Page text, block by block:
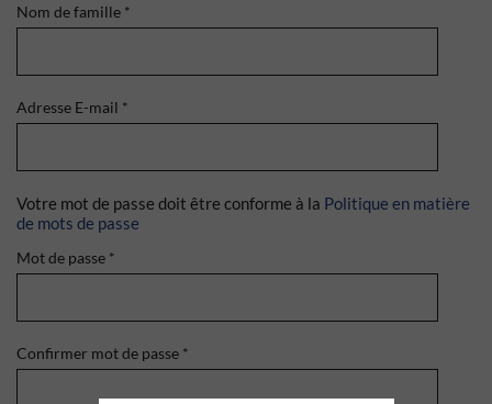
Nom de famille *
Adresse E-mail *
Votre mot de passe doit être conforme à la Politique en matière
de mots de passe
Mot de passe *
Confirmer mot de passe *